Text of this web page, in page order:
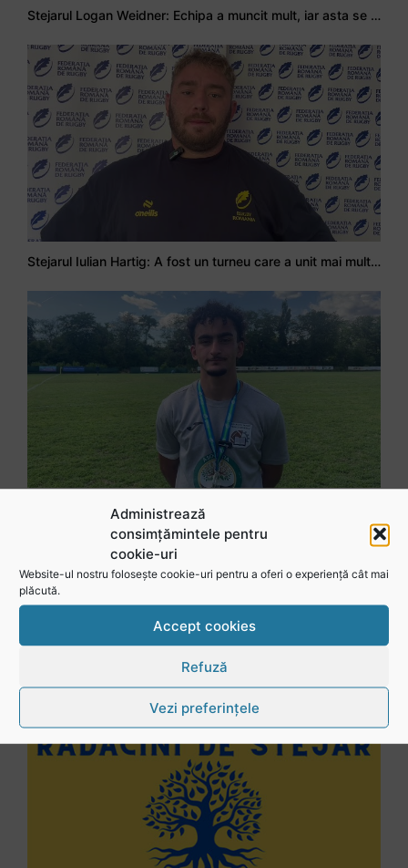
Administrează
consimțămintele pentru
cookie-uri
Website-ul nostru folosește cookie-uri pentru a oferi o experiență cât mai
plăcută.
Accept cookies
Refuză
Vezi preferințele
Stejarul Logan Weidner: Echipa a muncit mult, iar asta se va vedea în meciurile de la Nations Cup
Stejarul Iulian Hartig: A fost un turneu care a unit mai mult echipa
Vezi toate videoclipurile